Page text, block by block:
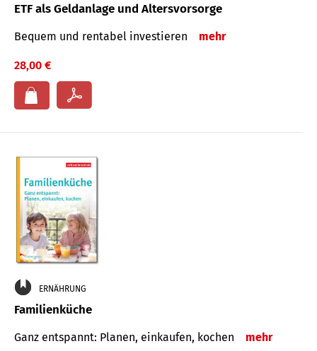
ETF als Geldanlage und Altersvorsorge
Bequem und rentabel investieren mehr
28,00 €
ERNÄHRUNG
Familienküche
Ganz entspannt: Planen, einkaufen, kochen mehr